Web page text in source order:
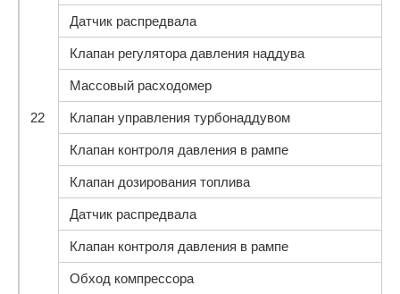
22
Датчик распредвала
Клапан регулятора давления наддува
Массовый расходомер
Клапан управления турбонаддувом
Клапан контроля давления в рампе
Клапан дозирования топлива
Датчик распредвала
Клапан контроля давления в рампе
Обход компрессора